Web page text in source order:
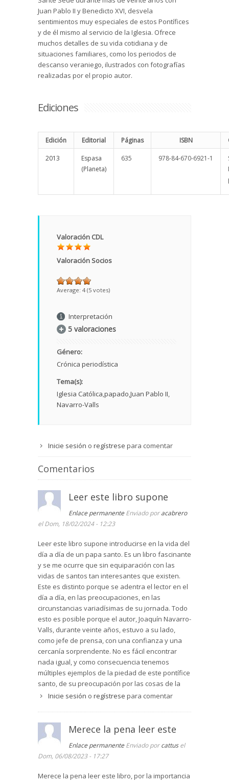
Juan Pablo II y Benedicto XVI, desvela
sentimientos muy especiales de estos Pontífices
y de él mismo al servicio de la Iglesia. Ofrece
muchos detalles de su vida cotidiana y de
situaciones familiares, como los periodos de
descanso veraniego, ilustrados con fotografías
realizadas por el propio autor.
Ediciones
Edición Editorial Páginas ISBN
2013
Espasa
(Planeta)
635 978-84-670-6921-1
Valoración CDL
Valoración Socios
Average: 4 (5 votes)
Interpretación
5 valoraciones
Género:
Crónica periodística
Tema(s):
Iglesia Católica papado Juan Pablo II
Navarro-Valls
Inicie sesión o regístrese para comentar
Comentarios
Leer este libro supone
Enlace permanente Enviado poracabrero
el Dom, 18/02/2024 - 12:23
Leer este libro supone introducirse en la vida del
día a día de un papa santo. Es un libro fascinante
y se me ocurre que sin equiparación con las
vidas de santos tan interesantes que existen.
Este es distinto porque se adentra el lector en el
día a día, en las preocupaciones, en las
circunstancias variadísimas de su jornada. Todo
esto es posible porque el autor, Joaquín Navarro-
Valls, durante veinte años, estuvo a su lado,
como jefe de prensa, con una confianza y una
cercanía sorprendente. No es fácil encontrar
nada igual, y como consecuencia tenemos
múltiples ejemplos de la piedad de este pontífice
santo, de su preocupación por las cosas de la
Iglesia, un seguimiento de cerca en sus múltiples
únicas. Lo recomiendo vivamente porque se
aprende mucho de la vida de un santo, seguida
en los detalles del día a día.
Inicie sesión o regístrese para comentar
Merece la pena leer este
Enlace permanente Enviado porcattusel
Dom, 06/08/2023 - 17:27
Merece la pena leer este libro, por la importancia